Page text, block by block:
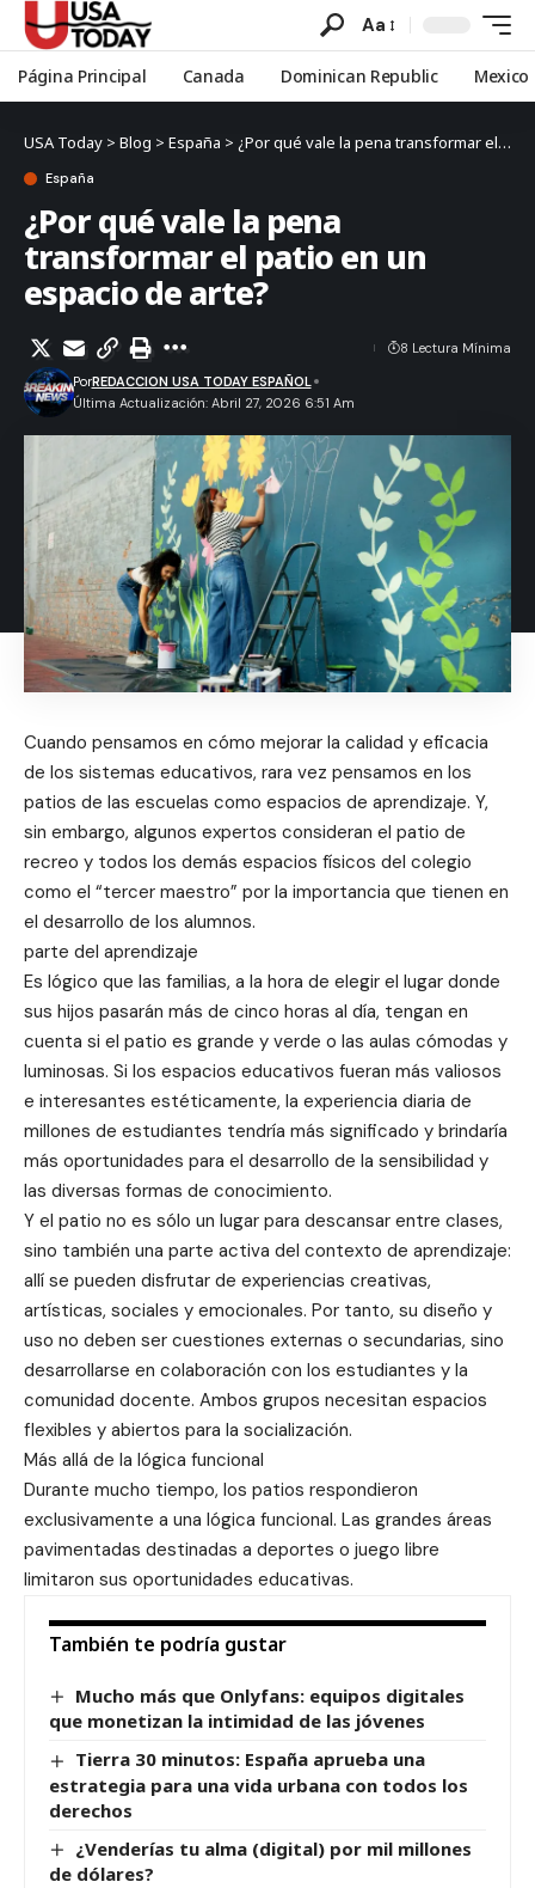
Aa
Página Principal Canada Dominican Republic Mexico
USA Today > Blog > España > ¿Por qué vale la pena transformar el patio en un espacio de arte?
España
¿Por qué vale la pena
transformar el patio en un
espacio de arte?
Última Actualización: Abril 27, 2026 6:51 Am
PorREDACCION USA TODAY ESPAÑOL
8 Lectura Mínima
Cuando pensamos en cómo mejorar la calidad y eficacia
de los sistemas educativos, rara vez pensamos en los
patios de las escuelas como espacios de aprendizaje. Y,
sin embargo, algunos expertos consideran el patio de
recreo y todos los demás espacios físicos del colegio
como el “tercer maestro” por la importancia que tienen en
el desarrollo de los alumnos.
parte del aprendizaje
Es lógico que las familias, a la hora de elegir el lugar donde
sus hijos pasarán más de cinco horas al día, tengan en
cuenta si el patio es grande y verde o las aulas cómodas y
luminosas. Si los espacios educativos fueran más valiosos
e interesantes estéticamente, la experiencia diaria de
millones de estudiantes tendría más significado y brindaría
más oportunidades para el desarrollo de la sensibilidad y
las diversas formas de conocimiento.
Y el patio no es sólo un lugar para descansar entre clases,
sino también una parte activa del contexto de aprendizaje:
allí se pueden disfrutar de experiencias creativas,
artísticas, sociales y emocionales. Por tanto, su diseño y
uso no deben ser cuestiones externas o secundarias, sino
desarrollarse en colaboración con los estudiantes y la
comunidad docente. Ambos grupos necesitan espacios
flexibles y abiertos para la socialización.
Más allá de la lógica funcional
Durante mucho tiempo, los patios respondieron
exclusivamente a una lógica funcional. Las grandes áreas
pavimentadas destinadas a deportes o juego libre
limitaron sus oportunidades educativas.
También te podría gustar
Mucho más que Onlyfans: equipos digitales
que monetizan la intimidad de las jóvenes
Tierra 30 minutos: España aprueba una
estrategia para una vida urbana con todos los
derechos
¿Venderías tu alma (digital) por mil millones
de dólares?